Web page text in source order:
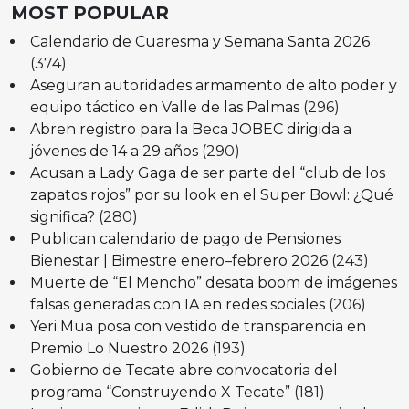
MOST POPULAR
Calendario de Cuaresma y Semana Santa 2026
(374)
Aseguran autoridades armamento de alto poder y
equipo táctico en Valle de las Palmas (296)
Abren registro para la Beca JOBEC dirigida a
jóvenes de 14 a 29 años (290)
Acusan a Lady Gaga de ser parte del “club de los
zapatos rojos” por su look en el Super Bowl: ¿Qué
significa? (280)
Publican calendario de pago de Pensiones
Bienestar | Bimestre enero–febrero 2026 (243)
Muerte de “El Mencho” desata boom de imágenes
falsas generadas con IA en redes sociales (206)
Yeri Mua posa con vestido de transparencia en
Premio Lo Nuestro 2026 (193)
Gobierno de Tecate abre convocatoria del
programa “Construyendo X Tecate” (181)